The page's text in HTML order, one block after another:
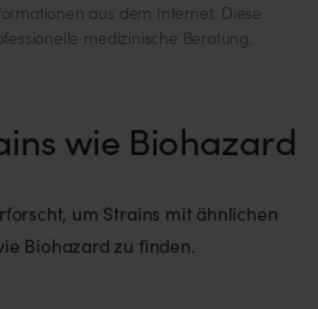
aus dem Internet. Diese
medizinische Beratung.
wie Biohazard
um Strains mit ähnlichen
Biohazard zu finden.